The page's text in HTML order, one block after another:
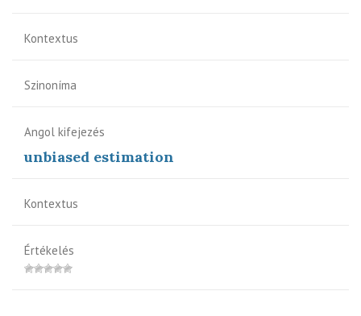
Kontextus
Szinoníma
Angol kifejezés
unbiased estimation
Kontextus
Értékelés